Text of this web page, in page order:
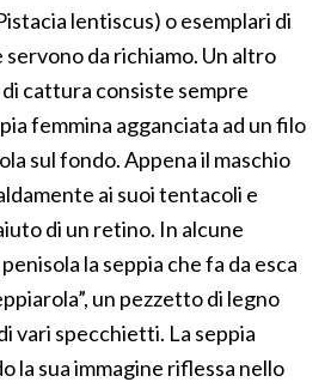
lentiscus) o esemplari di
servono da richiamo. Un altro
cattura consiste sempre
femmina agganciata ad un filo
sul fondo. Appena il maschio
ai suoi tentacoli e
di un retino. In alcune
la seppia che fa da esca
un pezzetto di legno
vari specchietti. La seppia
la sua immagine riflessa nello